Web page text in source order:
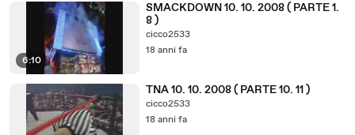
6:10
SMACKDOWN 10. 10. 2008 ( PARTE 1.
8 )
cicco2533
18 anni fa
TNA 10. 10. 2008 ( PARTE 10. 11 )
cicco2533
18 anni fa